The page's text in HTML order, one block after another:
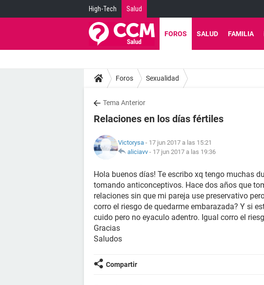
High-Tech Salud
FOROS SALUD FAMILIA
Foros Sexualidad
Tema Anterior
Relaciones en los días fértiles
Victorysa - 17 jun 2017 a las 15:21
aliciavv - 17 jun 2017 a las 19:36
Hola buenos días! Te escribo xq tengo muchas
tomando anticonceptivos. Hace dos años que
relaciones sin que mi pareja use preservativo
corro el riesgo de quedarme embarazada? Y si
cuido pero no eyaculo adentro. Igual corro el
Gracias
Saludos
Compartir